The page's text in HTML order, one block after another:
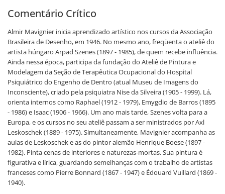
Comentário Crítico
Almir Mavignier inicia aprendizado artístico nos cursos da Associação
Brasileira de Desenho, em 1946. No mesmo ano, freqüenta o ateliê do
artista húngaro Arpad Szenes (1897 - 1985), de quem recebe influência.
Ainda nessa época, participa da fundação do Ateliê de Pintura e
Modelagem da Seção de Terapêutica Ocupacional do Hospital
Psiquiátrico do Engenho de Dentro (atual Museu de Imagens do
Inconsciente), criado pela psiquiatra Nise da Silveira (1905 - 1999). Lá,
orienta internos como Raphael (1912 - 1979), Emygdio de Barros (1895
- 1986) e Isaac (1906 - 1966). Um ano mais tarde, Szenes volta para a
Europa, e os cursos no seu ateliê passam a ser ministrados por Axl
Leskoschek (1889 - 1975). Simultaneamente, Mavignier acompanha as
aulas de Leskoschek e as do pintor alemão Henrique Boese (1897 -
1982). Pinta cenas de interiores e naturezas-mortas. Sua pintura é
figurativa e lírica, guardando semelhanças com o trabalho de artistas
franceses como Pierre Bonnard (1867 - 1947) e Édouard Vuillard (1869 -
1940).